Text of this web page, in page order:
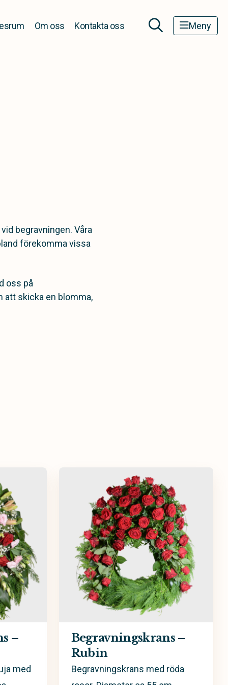
Om oss Kontakta oss Meny
begravningen. Våra
förekomma vissa
oss på
att skicka en blomma,
Personligt arrangemang
–
med
Begravningskrans –
Rubin
Begravningskrans med röda